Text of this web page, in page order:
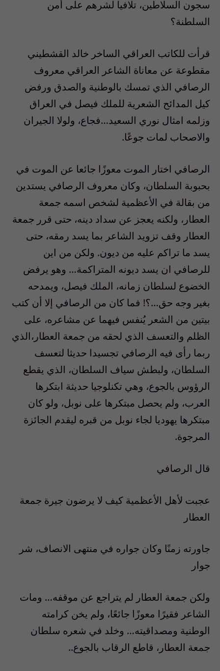
سجون السلاطين، تلافيا لشرهم على أمن
السلطنة؟
قرأت للكاتب العراقي الساخر خالد القشطيني
مقطوعة عن معاناة الشاعر العراقي معروف
الرصافي الذي تمسك بالوطنية والصدق ورفض
كيل المدائح الشعرية للملك فيصل في العراق
وزلمه امثال نوري السعيد…فجاع، ولولا الجيران
والاصحاب لمات جوعًا.
الرصافي اختار الموت معوزًا جائعا عن الموت في
بحبوبة السلطان، وكان معروف الرصافي يستدين
من بقالة في الأعظمية لشخص اسمه جمعة
العطار، ولكنه يعجز عن سداد دينه، حتى قرر جمعة
العطار وقف تزويد الشاعر بما يسد رمقه، حتى
يسد ما تراكم عليه من ديون. ولكن من اين
للرصافي ان يسد ديونه المتراكمة… وهو يرفض
الخضوع لسلطان زمانه، الملك فيصل، ويمدحه
بغير وجه حق…؟! فما كان من الرصافي إلا أن كتب
بيتين من الشعر يُنفس فيهما عن مشاعره، على
الظلم والتعسف الذي لحقه من جمعة العطار،الذي
ربما رأى فيه الرصافي تجسيدا حديثا لتعسف
السلطان، ولبطش سياف السلطان، الذي يقطع
الرؤوس بالجوع، وهي تكنلوجيا حديثة ابتكرها
العرب، ولم يحصل مبتكرها على نوبل، ولو كان
مبتكرها يهوديا لجاء نوبل من قبره ليقدم الجائزة
المرجوة.
قال الرصافي
عجبت لأهل الأعظمية كيف لا يرضون جيرة جمعة
العطار
جاورته زمنًا وكان جواره في منتهى الانصاف، شر
جوار
ولكن جمعة العطار لم يتراجع عن موقفه… ومات
الشاعر فقيرًا معوزًا جائعًا، ولم يخن كرامته
الوطنية ومصداقيته… وخلد في شعره سلطان
جمعة العطار، قاطع الرقاب بالجوع..